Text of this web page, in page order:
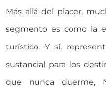
Más allá del placer,
segmento es como la
turístico. Y sí,
sustancial para los
que nunca duerme,